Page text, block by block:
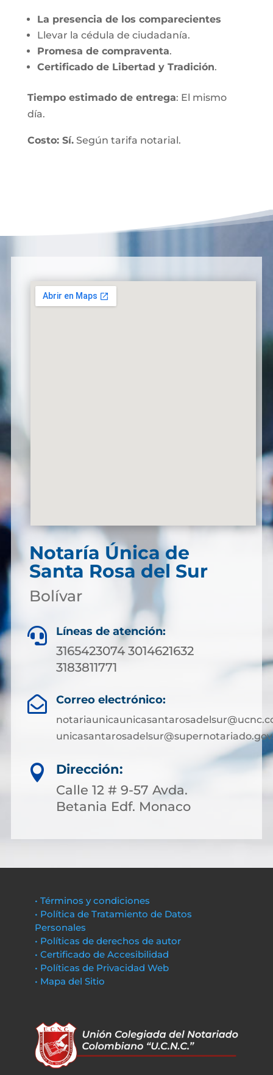
La presencia de los comparecientes
Llevar la cédula de ciudadanía.
Promesa de compraventa.
Certificado de Libertad y Tradición.
Tiempo estimado de entrega: El mismo
día.
Costo: Sí.Según tarifa notarial.
Notaría Única de
Santa Rosa del Sur
Bolívar
 Líneas de atención:
3165423074 3014621632
3183811771
 Correo electrónico:

Dirección:
Calle 12 # 9-57 Avda.
Betania Edf. Monaco
• Términos y condiciones
• Política de Tratamiento de Datos
Personales
• Políticas de derechos de autor
• Certificado de Accesibilidad
• Políticas de Privacidad Web
• Mapa del Sitio